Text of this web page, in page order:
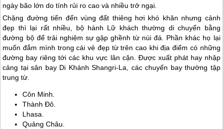
ngày bão lớn do tính rủi ro cao và nhiều trở ngại.
Chặng đường tiến đến vùng đất thiêng hơi khó khăn nhưng cảnh
đẹp thì lại rất nhiều, bộ hành Lữ khách thường di chuyển bằng
đường bộ để trải nghiệm sự gập ghềnh từ núi đá. Phần khác họ lại
muốn đắm mình trong cái vẻ đẹp từ trên cao khi địa điểm có những
đường bay riêng tới các khu vực lân cận. Được xuất phát hay nhập
cảng tại sân bay Di Khánh Shangri-La, các chuyến bay thường tập
trung từ.
Côn Minh.
Thành Đô.
Lhasa.
Quảng Châu.